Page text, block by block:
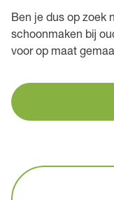
Ben je dus op zoek
schoonmaken bij
voor op maat